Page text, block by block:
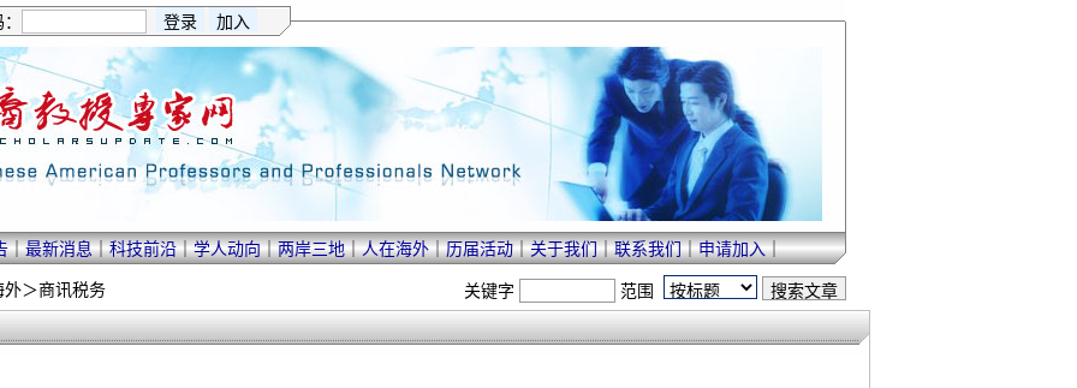
｜最新消息｜科技前沿｜学人动向｜两岸三地｜人在海外｜历届活动｜关于我们｜联系我们｜申请加入｜
外＞商讯税务 关键字 范围